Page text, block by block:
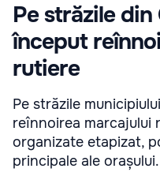
Pe străzile din
început
rutiere
Pe străzile
reînnoirea marcajului
organizate etapizat,
principale ale orașului.